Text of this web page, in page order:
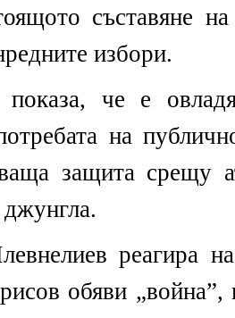
съставяне
избори.
показа, че е
на
защита срещу
реагира
обяви „война”,